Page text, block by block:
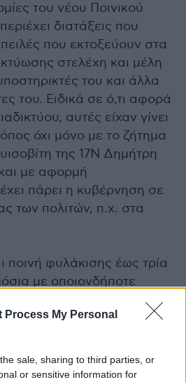
Process My Personal
sale, sharing to third parties, or
or sensitive information for
του νέου Ποινικού
διατάξεις που
που εκτοξεύουν στα
στελέχη και μέλη
του και άλλα
του. Ειδικά σε ό,τι αφορά
αυτές είχαν γίνει
όχι μόνο με το ζήτημα
της 17Ν Δημήτρη
με αφορμή
πάρει η κυβέρνηση σε
των πολιτών, π.χ. στα
ποινή φυλάκισης έως τρία
με οποιονδήποτε
πράξης ή προκαλεί ή